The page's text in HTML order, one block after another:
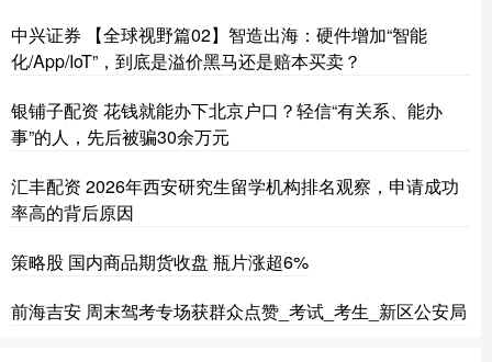
中兴证券 【全球视野篇02】智造出海：硬件增加“智能
化/App/IoT”，到底是溢价黑马还是赔本买卖？
银铺子配资 花钱就能办下北京户口？轻信“有关系、能办
事”的人，先后被骗30余万元
汇丰配资 2026年西安研究生留学机构排名观察，申请成功
率高的背后原因
策略股 国内商品期货收盘 瓶片涨超6%
前海吉安 周末驾考专场获群众点赞_考试_考生_新区公安局